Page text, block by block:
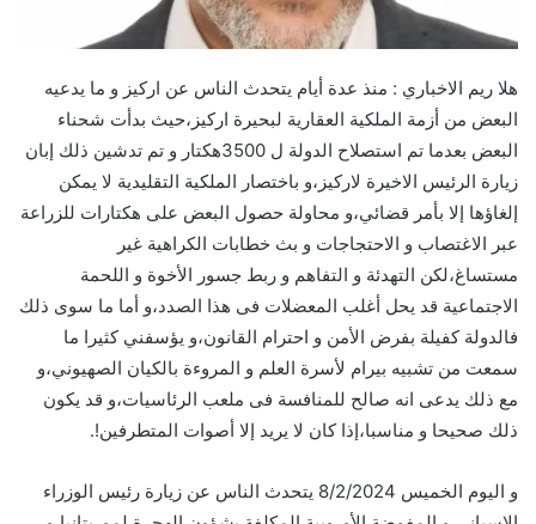
هلا ريم الاخباري : منذ عدة أيام يتحدث الناس عن اركيز و ما يدعيه
البعض من أزمة الملكية العقارية لبحيرة اركيز،حيث بدأت شحناء
البعض بعدما تم استصلاح الدولة ل 3500هكتار و تم تدشين ذلك إبان
زيارة الرئيس الاخيرة لاركيز،و باختصار الملكية التقليدية لا يمكن
إلغاؤها إلا بأمر قضائي،و محاولة حصول البعض على هكتارات للزراعة
عبر الاغتصاب و الاحتجاجات و بث خطابات الكراهية غير
مستساغ،لكن التهدئة و التفاهم و ربط جسور الأخوة و اللحمة
الاجتماعية قد يحل أغلب المعضلات فى هذا الصدد،و أما ما سوى ذلك
فالدولة كفيلة بفرض الأمن و احترام القانون،و يؤسفني كثيرا ما
سمعت من تشبيه بيرام لأسرة العلم و المروءة بالكيان الصهيوني،و
مع ذلك يدعى انه صالح للمنافسة فى ملعب الرئاسيات،و قد يكون
ذلك صحيحا و مناسبا،إذا كان لا يريد إلا أصوات المتطرفين!.
و اليوم الخميس 8/2/2024 يتحدث الناس عن زيارة رئيس الوزراء